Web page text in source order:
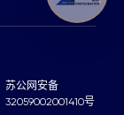
苏公网安备
32059002001410号